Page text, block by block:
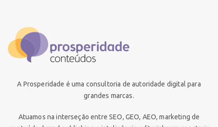
A Prosperidade é uma consultoria de autoridade digital para
grandes marcas.
Atuamos na interseção entre SEO, GEO, AEO, marketing de